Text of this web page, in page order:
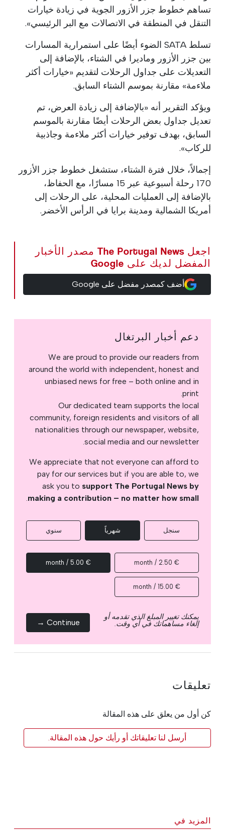
تساهم خطوط جزر الأزور الجوية في زيادة خيارات
التنقل في المنطقة في الاتصالات مع البر الرئيسي».
تسلط SATA الضوء أيضًا على استمرارية المسارات
بين جزر الأزور وماديرا في الشتاء، بالإضافة إلى
التعديلات على جداول الرحلات لتقديم «خيارات أكثر
ملاءمة» مقارنة بموسم الشتاء السابق.
ويؤكد التقرير أنه «بالإضافة إلى زيادة العرض، تم
تعديل جداول بعض الرحلات أيضًا مقارنة بالموسم
السابق، بهدف توفير خيارات أكثر ملاءمة وجاذبية
للركاب».
إجمالاً، خلال فترة الشتاء، ستشغل خطوط جزر الأزور
170 رحلة أسبوعية عبر 15 مسارًا، مع الحفاظ،
بالإضافة إلى العمليات المحلية، على الرحلات إلى
أمريكا الشمالية ومدينة برايا في الرأس الأخضر.
اجعل The Portugal News مصدر الأخبار
المفضل لديك على Google
أضف كمصدر مفضل على Google
دعم أخبار البرتغال
We are proud to provide our readers from
around the world with independent, honest and
unbiased news for free – both online and in
print.
Our dedicated team supports the local
community, foreign residents and visitors of all
nationalities through our newspaper, website,
social media and our newsletter.
We appreciate that not everyone can afford to
pay for our services but if you are able to, we
ask you to support The Portugal News by
making a contribution – no matter how small
.
سنجل شهرياً سنوي
€ 2.50 / month
€ 5.00 / month
€ 15.00 / month
يمكنك تغيير المبلغ الذي تقدمه أو
إلغاء مساهماتك في أي وقت. Continue →
تعليقات
كن أول من يعلق على هذه المقالة
أرسل لنا تعليقاتك أو رأيك حول هذه المقالة.
المزيد في